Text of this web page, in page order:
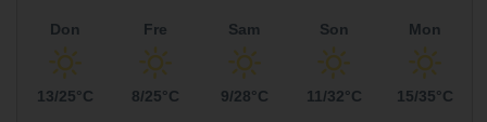
Don
13/25°C
Fre
8/25°C
Sam
9/28°C
Son
11/32°C
Mon
15/35°C